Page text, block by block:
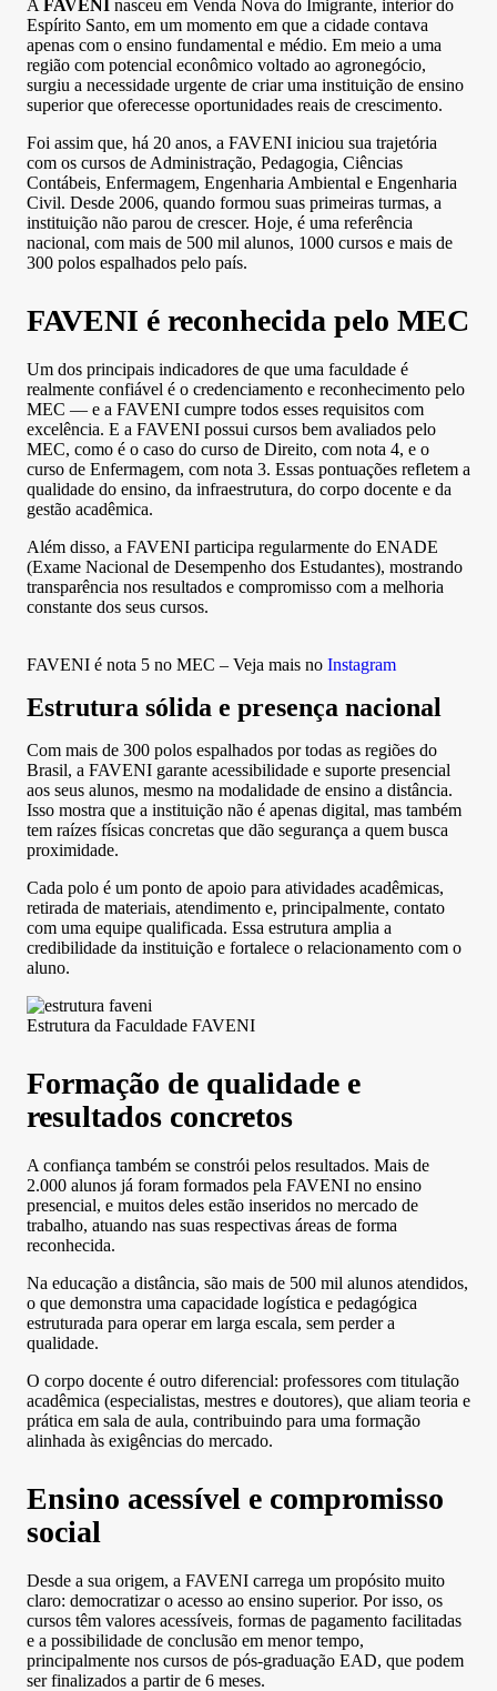
A FAVENI nasceu em Venda Nova do Imigrante, interior do
Espírito Santo, em um momento em que a cidade contava
apenas com o ensino fundamental e médio. Em meio a uma
região com potencial econômico voltado ao agronegócio,
surgiu a necessidade urgente de criar uma instituição de ensino
superior que oferecesse oportunidades reais de crescimento.
Foi assim que, há 20 anos, a FAVENI iniciou sua trajetória
com os cursos de Administração, Pedagogia, Ciências
Contábeis, Enfermagem, Engenharia Ambiental e Engenharia
Civil. Desde 2006, quando formou suas primeiras turmas, a
instituição não parou de crescer. Hoje, é uma referência
nacional, com mais de 500 mil alunos, 1000 cursos e mais de
300 polos espalhados pelo país.
FAVENI é reconhecida pelo MEC
Um dos principais indicadores de que uma faculdade é
realmente confiável é o credenciamento e reconhecimento pelo
MEC — e a FAVENI cumpre todos esses requisitos com
excelência. E a FAVENI possui cursos bem avaliados pelo
MEC, como é o caso do curso de Direito, com nota 4, e o
curso de Enfermagem, com nota 3. Essas pontuações refletem a
qualidade do ensino, da infraestrutura, do corpo docente e da
gestão acadêmica.
Além disso, a FAVENI participa regularmente do ENADE
(Exame Nacional de Desempenho dos Estudantes), mostrando
transparência nos resultados e compromisso com a melhoria
constante dos seus cursos.
FAVENI é nota 5 no MEC – Veja mais no Instagram
Estrutura sólida e presença nacional
Com mais de 300 polos espalhados por todas as regiões do
Brasil, a FAVENI garante acessibilidade e suporte presencial
aos seus alunos, mesmo na modalidade de ensino a distância.
Isso mostra que a instituição não é apenas digital, mas também
tem raízes físicas concretas que dão segurança a quem busca
proximidade.
Cada polo é um ponto de apoio para atividades acadêmicas,
retirada de materiais, atendimento e, principalmente, contato
com uma equipe qualificada. Essa estrutura amplia a
credibilidade da instituição e fortalece o relacionamento com o
aluno.
Estrutura da Faculdade FAVENI
Formação de qualidade e
resultados concretos
A confiança também se constrói pelos resultados. Mais de
2.000 alunos já foram formados pela FAVENI no ensino
presencial, e muitos deles estão inseridos no mercado de
trabalho, atuando nas suas respectivas áreas de forma
reconhecida.
Na educação a distância, são mais de 500 mil alunos atendidos,
o que demonstra uma capacidade logística e pedagógica
estruturada para operar em larga escala, sem perder a
qualidade.
O corpo docente é outro diferencial: professores com titulação
acadêmica (especialistas, mestres e doutores), que aliam teoria e
prática em sala de aula, contribuindo para uma formação
alinhada às exigências do mercado.
Ensino acessível e compromisso
social
Desde a sua origem, a FAVENI carrega um propósito muito
claro: democratizar o acesso ao ensino superior. Por isso, os
cursos têm valores acessíveis, formas de pagamento facilitadas
e a possibilidade de conclusão em menor tempo,
principalmente nos cursos de pós-graduação EAD, que podem
ser finalizados a partir de 6 meses.